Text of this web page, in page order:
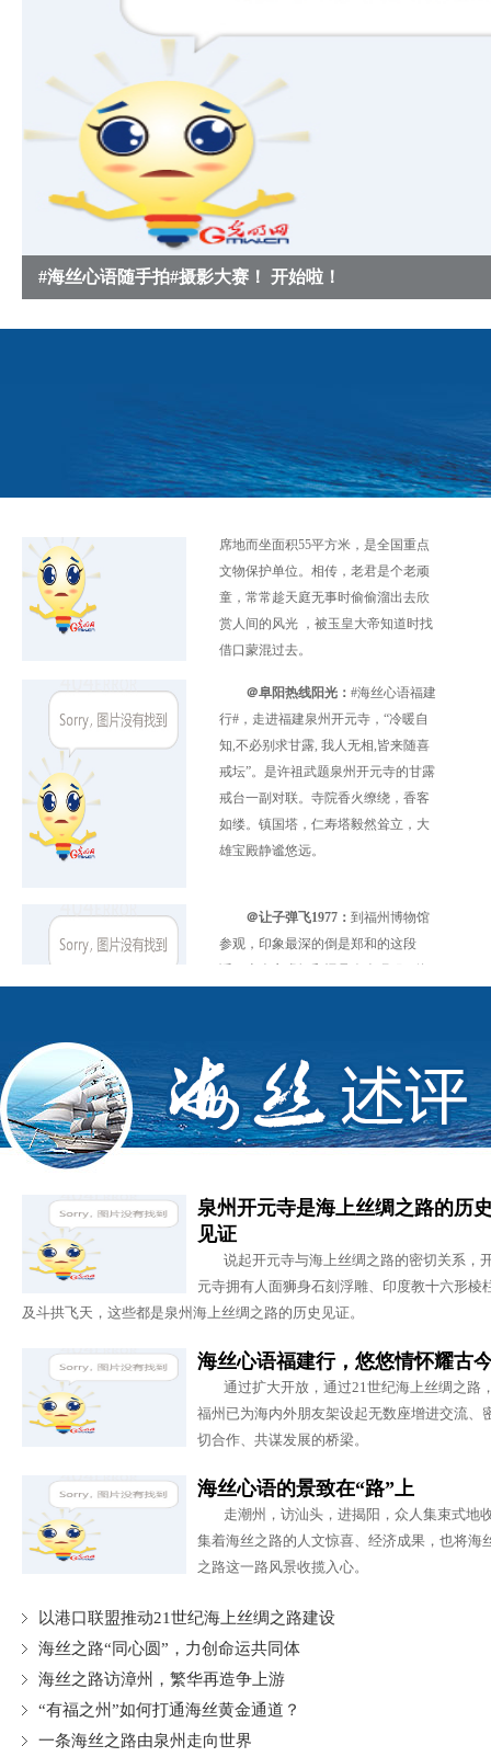
网络名人点赞漳州月港：这是宝贵精神财富
＠绪刚观天：
镇埭美村、九龙江南河畔，有一片保
存完好的明清建筑群——埭美水上古
民居。它是闽南古建筑的一个缩影，
＠阿贵时评：
丰泽区清源山名胜风景区内，道教老
君造像高5.1米，厚7.2米，宽7.3米，
文物保护单位。相传，老君是个老顽
童，常常趁天庭无事时偷偷溜出去欣
赏人间的风光 ，被玉皇大帝知道时找
借口蒙混过去。
行#，走进福建泉州开元寺，“冷暖自
知,不必别求甘露, 我人无相,皆来随喜
戒坛”。是许祖武题泉州开元寺的甘露
戒台一副对联。寺院香火缭绕，香客
如缕。镇国塔，仁寿塔毅然耸立，大
雄宝殿静谧悠远。
参观，印象最深的倒是郑和的这段
话，古人之睿智和远见令人叹服。海
＠阿贵时评：福州中国船政文化
博物馆为中国第一个以船政为主题的
片、模型以及各种仿真场景，运用
声、光、电等现代手段展示了中国船
政在近代中国先进科技、新式教育等
方面取得丰硕成果。是国家国防教育
示范基地，全国人文社会科学基地
＠阜阳热线阳光： 福州叶氏民居
是叶在琦的故居。始建于明朝，宅院
占地面积2321平方米，老宅融明、
清、民国三个时代的风格于一体，是
现存比较完好的古民居之一。2009年
福建省人民政府将叶氏民居作为福建
@黑暗中的鲨鱼：
行#一壶之雅。在潮汕，每到一个地方
都会看到功夫茶。品鉴、泡茶、慢思
量。 这样小小一杯茶，要分三口喝
完，细细品，浅浅啜， 瓷杯中、茶汤
泉州开元寺是海上丝绸之路的历
见证
说起开元寺与海上丝绸之路的密切关系，
元寺拥有人面狮身石刻浮雕、印度教十六形棱
及斗拱飞天，这些都是泉州海上丝绸之路的历史见证。
海丝心语福建行，悠悠情怀耀古
通过扩大开放，通过21世纪海上丝绸之路
福州已为海内外朋友架设起无数座增进交流、
切合作、共谋发展的桥梁。
海丝心语的景致在“路”上
走潮州，访汕头，进揭阳，众人集束式地
集着海丝之路的人文惊喜、经济成果，也将海
之路这一路风景收揽入心。
以港口联盟推动21世纪海上丝绸之路建设
海丝之路“同心圆”，力创命运共同体
海丝之路访漳州，繁华再造争上游
“有福之州”如何打通海丝黄金通道？
一条海丝之路由泉州走向世界